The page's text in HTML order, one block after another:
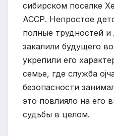
сибирском поселке
АССР. Непростое
полные трудностей
закалили будущего
укрепили его
семье, где служба
безопасности
это повлияло на его
судьбы в целом.